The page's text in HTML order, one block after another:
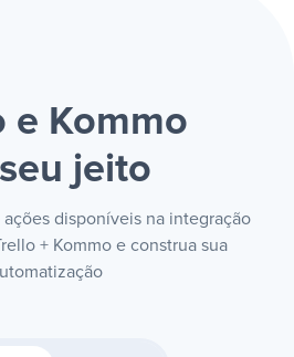
e Kommo
jeito
disponíveis na integração
+ Kommo e construa sua